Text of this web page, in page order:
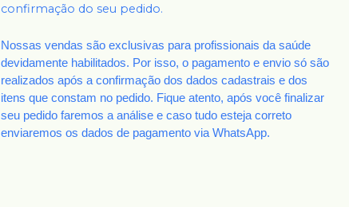
confirmação do seu pedido.
Nossas vendas são exclusivas para profissionais da saúde
devidamente habilitados. Por isso, o pagamento e envio só são
realizados após a confirmação dos dados cadastrais e dos
itens que constam no pedido. Fique atento, após você finalizar
seu pedido faremos a análise e caso tudo esteja correto
enviaremos os dados de pagamento via WhatsApp.